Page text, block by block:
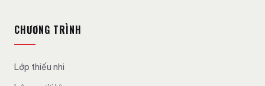
CHƯƠNG TRÌNH
Lớp thiếu nhi